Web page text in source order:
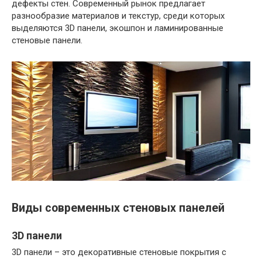
дефекты стен. Современный рынок предлагает
разнообразие материалов и текстур, среди которых
выделяются 3D панели, экошпон и ламинированные
стеновые панели.
Виды современных стеновых панелей
3D панели
3D панели – это декоративные стеновые покрытия с